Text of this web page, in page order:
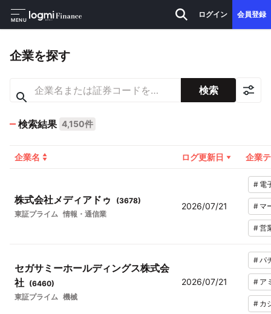
MENU
ログイン 会員登録
企業を探す
検索
検索結果 4,150件
企業名 ログ更新日 企業
株式会社メディアドゥ (3678)
東証プライム 情報・通信業
2026/07/21
# 電
# マ
#営
セガサミーホールディングス株式会
社 (6460)
東証プライム 機械
2026/07/21
#パ
# ア
# カ